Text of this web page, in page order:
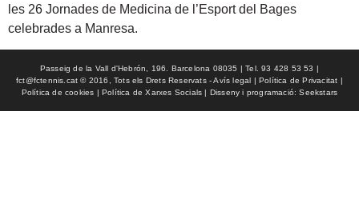
les 26 Jornades de Medicina de l’Esport del Bages
celebrades a Manresa.
Passeig de la Vall d'Hebrón, 196. Barcelona 08035 | Tel. 93 428 53 53 |
fct@fctennis.cat © 2016, Tots els Drets Reservats - Avís legal | Política de Privacitat |
Política de cookies | Política de Xarxes Socials | Disseny i programació: Seekstars